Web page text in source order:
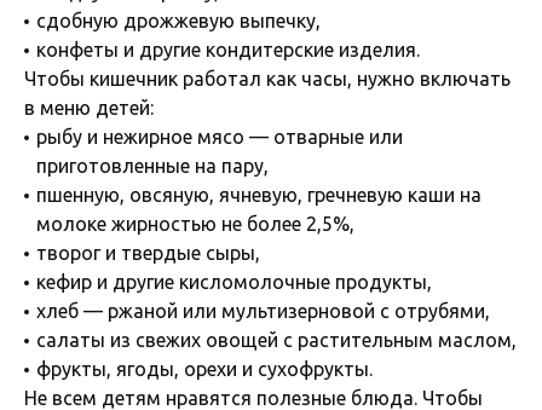
сдобную дрожжевую выпечку,
конфеты и другие кондитерские изделия.
Чтобы кишечник работал как часы, нужно включать
в меню детей:
рыбу и нежирное мясо — отварные или
приготовленные на пару,
пшенную, овсяную, ячневую, гречневую каши на
молоке жирностью не более 2,5%,
творог и твердые сыры,
кефир и другие кисломолочные продукты,
хлеб — ржаной или мультизерновой с отрубями,
салаты из свежих овощей с растительным маслом,
фрукты, ягоды, орехи и сухофрукты.
Не всем детям нравятся полезные блюда. Чтобы